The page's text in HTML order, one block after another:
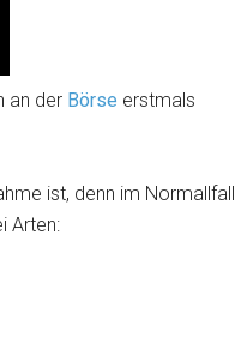
an der Börse erstmals
ist, denn im Normallfall
Arten: